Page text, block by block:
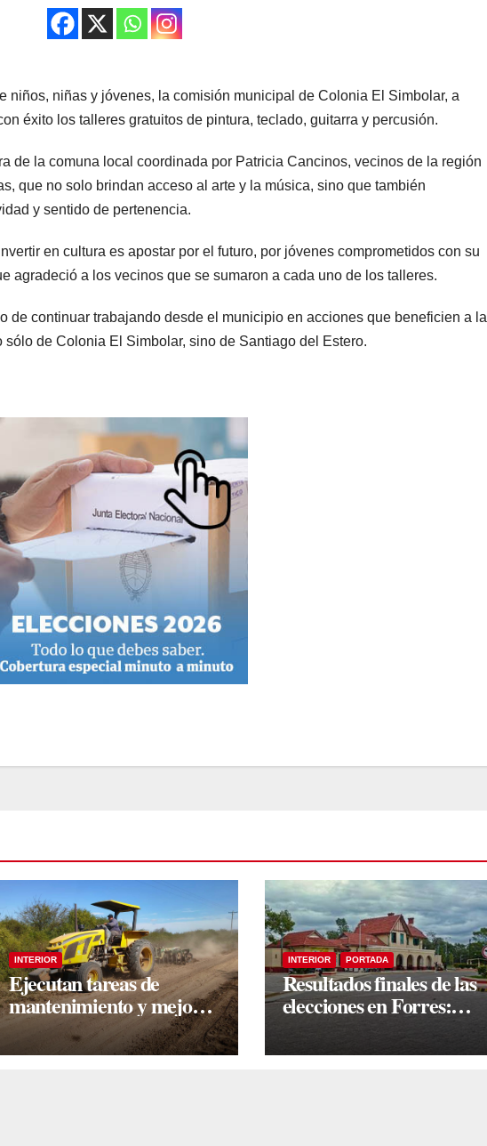
niños, niñas y jóvenes, la comisión municipal de Colonia El Simbolar, a
éxito los talleres gratuitos de pintura, teclado, guitarra y percusión.
de la comuna local coordinada por Patricia Cancinos, vecinos de la región
que no solo brindan acceso al arte y la música, sino que también
y sentido de pertenencia.
en cultura es apostar por el futuro, por jóvenes comprometidos con su
agradeció a los vecinos que se sumaron a cada uno de los talleres.
de continuar trabajando desde el municipio en acciones que beneficien a la
de Colonia El Simbolar, sino de Santiago del Estero.
INTERIOR
Ejecutan tareas de
mantenimiento y mejoras
en la red vial rural de La
Cañada
INTERIOR PORTADA
Resultados finales de las
elecciones en Forres:
Garavaglia se impuso en
un ajustado escrutinio